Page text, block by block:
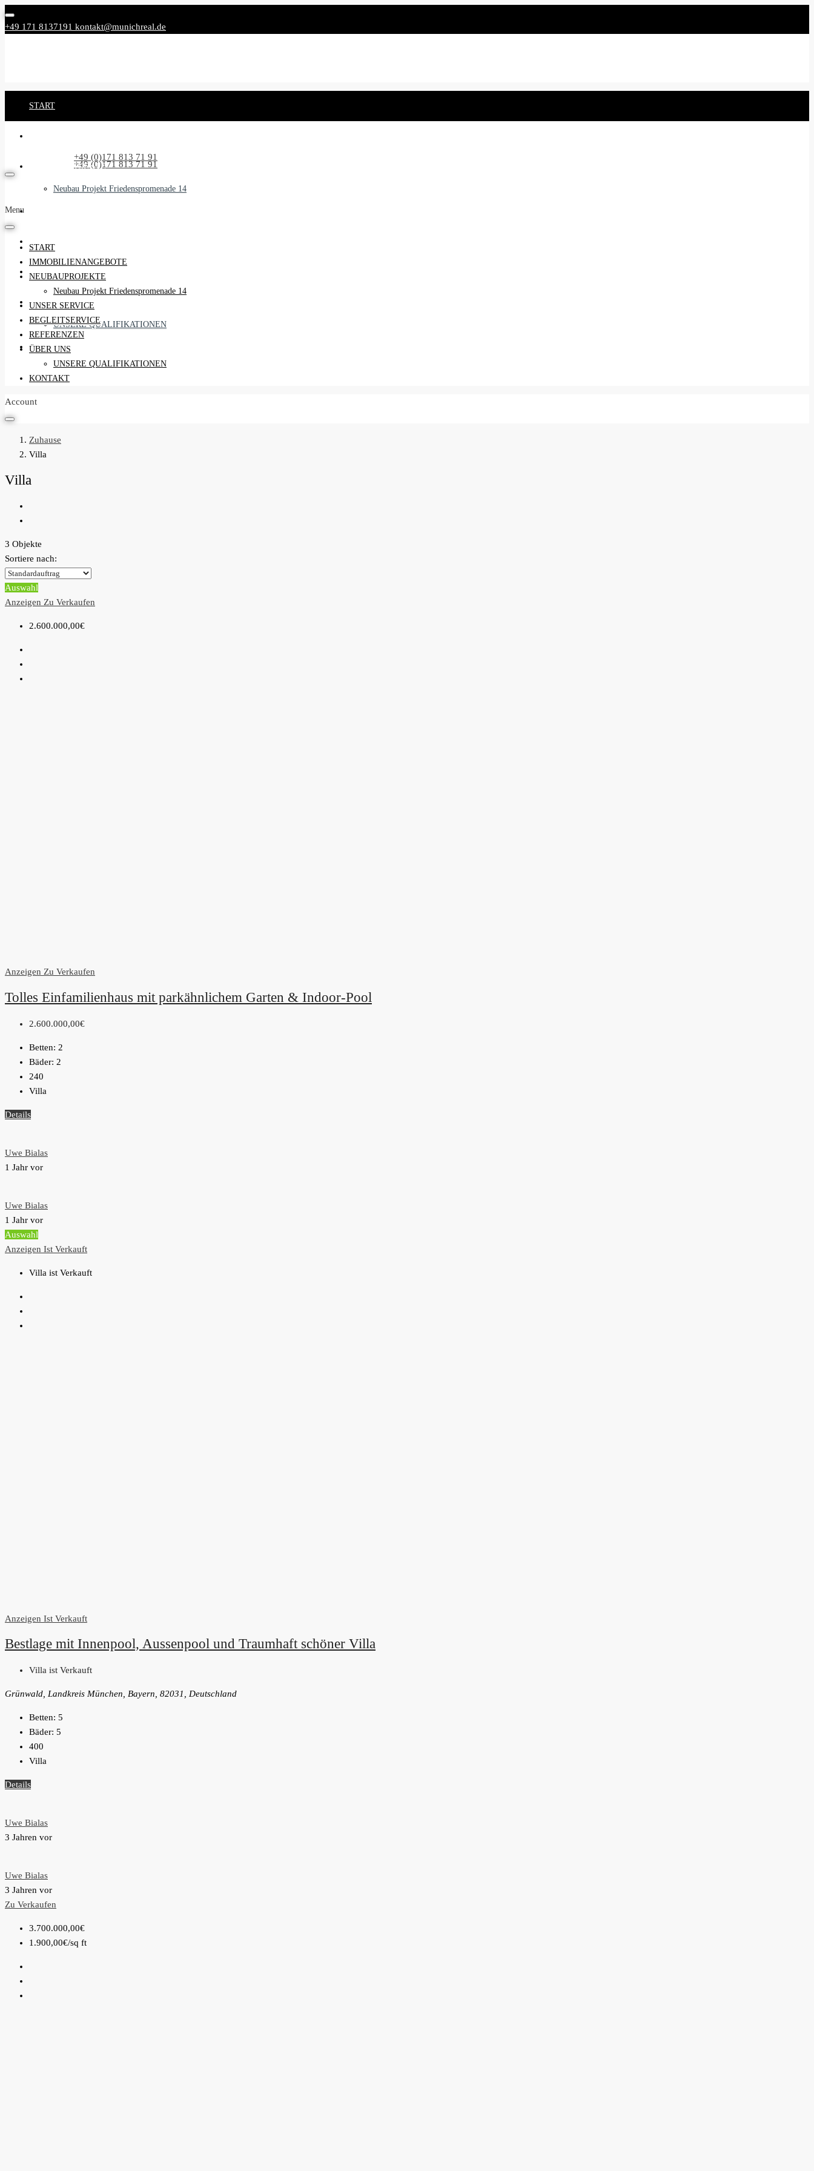
+49 171 8137191 kontakt@munichreal.de
Rufen Sie uns an: +49 (0)171 813 71 91
START
NEUBAUPROJEKTE
Neubau Projekt Friedenspromenade 14
REFERENZEN
ÜBER UNS
UNSERE QUALIFIKATIONEN
KONTAKT
+49 (0)171 813 71 91
Menu
START
IMMOBILIENANGEBOTE
NEUBAUPROJEKTE
Neubau Projekt Friedenspromenade 14
UNSER SERVICE
BEGLEITSERVICE
REFERENZEN
ÜBER UNS
UNSERE QUALIFIKATIONEN
KONTAKT
Account
Zuhause
Villa
Villa
3 Objekte
Sortiere nach:
Auswahl
Anzeigen Zu Verkaufen
2.600.000,00€
Anzeigen Zu Verkaufen
Tolles Einfamilienhaus mit parkähnlichem Garten & Indoor-Pool
2.600.000,00€
Betten: 2
Bäder: 2
240
Villa
Details
Uwe Bialas
1 Jahr vor
Uwe Bialas
1 Jahr vor
Auswahl
Anzeigen Ist Verkauft
Villa ist Verkauft
Anzeigen Ist Verkauft
Bestlage mit Innenpool, Aussenpool und Traumhaft schöner Villa
Villa ist Verkauft
Grünwald, Landkreis München, Bayern, 82031, Deutschland
Betten: 5
Bäder: 5
400
Villa
Details
Uwe Bialas
3 Jahren vor
Uwe Bialas
3 Jahren vor
Zu Verkaufen
3.700.000,00€
1.900,00€/sq ft